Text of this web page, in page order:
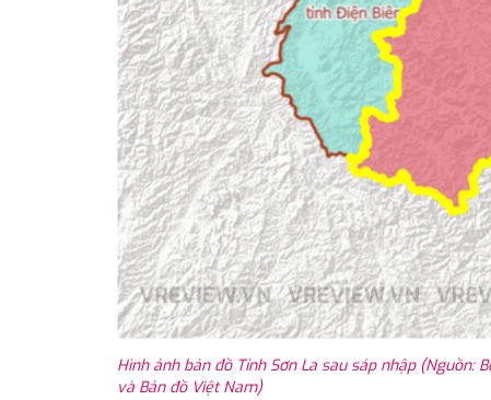
Hình ảnh bản đồ Tỉnh Sơn La sau sáp nhập
và Bản đồ Việt Nam)